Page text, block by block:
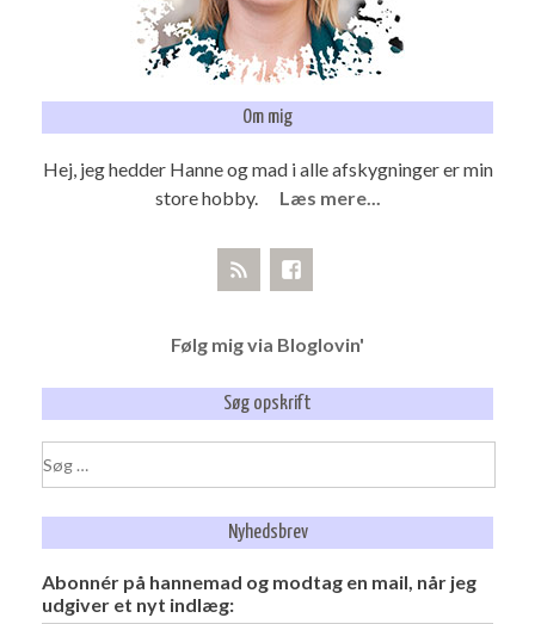
Om mig
Hej, jeg hedder Hanne og mad i alle afskygninger er min
store hobby. Læs mere...
Følg mig via Bloglovin'
Søg opskrift
efter:
Nyhedsbrev
Abonnér på hannemad og modtag en mail, når jeg
udgiver et nyt indlæg: